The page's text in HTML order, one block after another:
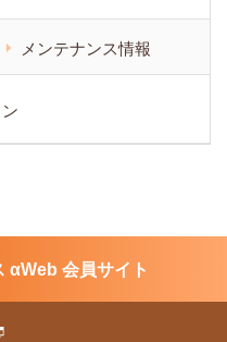
メンテナンス情報
αWeb 会員サイト